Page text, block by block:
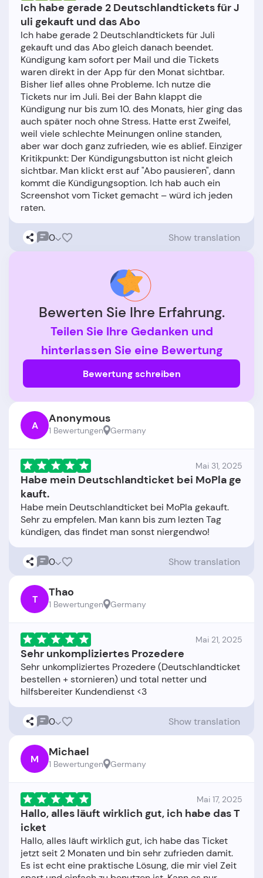
Ich habe gerade 2 Deutschlandtickets für J
uli gekauft und das Abo
Ich habe gerade 2 Deutschlandtickets für Juli
gekauft und das Abo gleich danach beendet.
Kündigung kam sofort per Mail und die Tickets
waren direkt in der App für den Monat sichtbar.
Bisher lief alles ohne Probleme. Ich nutze die
Tickets nur im Juli. Bei der Bahn klappt die
Kündigung nur bis zum 10. des Monats, hier ging das
auch später noch ohne Stress. Hatte erst Zweifel,
weil viele schlechte Meinungen online standen,
aber war doch ganz zufrieden, wie es ablief. Einziger
Kritikpunkt: Der Kündigungsbutton ist nicht gleich
sichtbar. Man klickt erst auf "Abo pausieren", dann
kommt die Kündigungsoption. Ich hab auch ein
Screenshot vom Ticket gemacht – würd ich jeden
0 Show translation
Bewerten Sie Ihre Erfahrung.
Teilen Sie Ihre Gedanken und
hinterlassen Sie eine Bewertung
Bewertung schreiben
A Anonymous
1 Bewertungen Germany
Mai 31, 2025
Habe mein Deutschlandticket bei MoPla ge
kauft.
Habe mein Deutschlandticket bei MoPla gekauft.
Sehr zu empfelen. Man kann bis zum lezten Tag
0 Show translation
T Thao
1 Bewertungen Germany
Mai 21, 2025
Sehr unkompliziertes Prozedere
Sehr unkompliziertes Prozedere (Deutschlandticket
bestellen + stornieren) und total netter und
0 Show translation
M Michael
1 Bewertungen Germany
Mai 17, 2025
Hallo, alles läuft wirklich gut, ich habe das T
icket
Hallo, alles läuft wirklich gut, ich habe das Ticket
jetzt seit 2 Monaten und bin sehr zufrieden damit.
Es ist echt eine praktische Lösung, die mir viel Zeit